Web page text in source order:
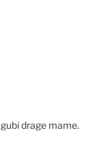
drage mame.